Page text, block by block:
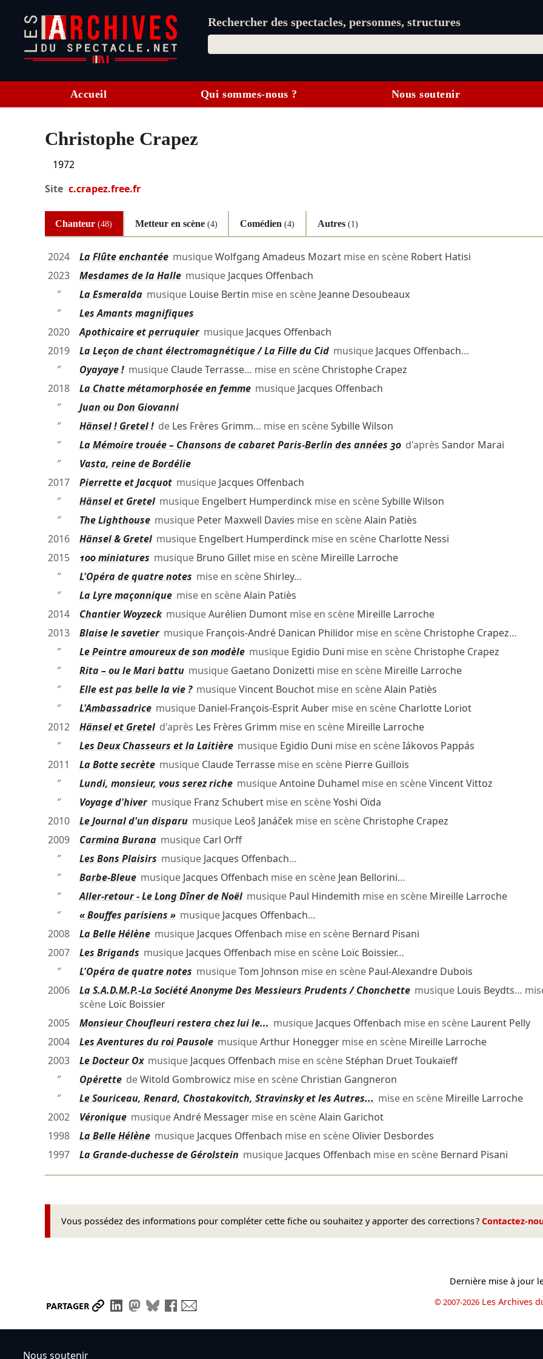
Rechercher des spectacles, personnes, structures
Accueil Qui sommes-nous ? Nous soutenir
Christophe Crapez
1972
Site c.crapez.free.fr
Chanteur(48) Metteur en scène (4) Comédien(4) Autres (1)
2024 La Flûte enchantéemusiqueWolfgang Amadeus Mozartmise en scène Robert Hatisi
2023
Mesdames de la Hallemusique Jacques Offenbach
″
La Esmeraldamusique Louise Bertin mise en scène Jeanne Desoubeaux
″
Les Amants magnifiques
2020
Apothicaire et perruquiermusique Jacques Offenbach
2019
La Leçon de chant électromagnétique / La Fille du Cidmusique Jacques Offenbach…
″
Oyayaye !musique Claude Terrasse… mise en scène Christophe Crapez
2018
La Chatte métamorphosée en femmemusique Jacques Offenbach
″
Juan ou Don Giovanni
″
Hänsel ! Gretel !de Les Frères Grimm… mise en scèneSybille Wilson
″
La Mémoire trouée – Chansons de cabaret Paris-Berlin des années 30d'après Sandor Marai
″
Vasta, reine de Bordélie
2017
Pierrette et Jacquotmusique Jacques Offenbach
″
Hänsel et Gretelmusique Engelbert Humperdinck mise en scèneSybille Wilson
″
The Lighthousemusique Peter Maxwell Davies mise en scèneAlain Patiès
2016
Hänsel & Gretelmusique Engelbert Humperdinck mise en scène Charlotte Nessi
2015
100 miniatures musique Bruno Gilletmise en scène Mireille Larroche
″
L'Opéra de quatre notes mise en scèneShirley…
″
La Lyre maçonniquemise en scèneAlain Patiès
2014
Chantier WoyzeckmusiqueAurélien Dumontmise en scène Mireille Larroche
2013
Blaise le savetiermusique François-André Danican Philidormise en scène Christophe Crapez…
″
Le Peintre amoureux de son modèlemusique Egidio Duni mise en scène Christophe Crapez
″
Rita – ou le Mari battumusique Gaetano Donizetti mise en scène Mireille Larroche
″
Elle est pas belle la vie ?musiqueVincent Bouchotmise en scèneAlain Patiès
″
L'Ambassadricemusique Daniel-François-Esprit Aubermise en scène Charlotte Loriot
2012
Hänsel et Greteld'après Les Frères Grimm mise en scène Mireille Larroche
″
Les Deux Chasseurs et la Laitièremusique Egidio Duni mise en scèneIákovos Pappás
2011
La Botte secrètemusique Claude Terrassemise en scène Pierre Guillois
″
Lundi, monsieur, vous serez richemusiqueAntoine Duhamel mise en scèneVincent Vittoz
″
Voyage d'hivermusique Franz Schubertmise en scèneYoshi Oïda
2010
Le Journal d'un disparumusique Leoš Janáček mise en scène Christophe Crapez
2009
Carmina Buranamusique Carl Orff
″
Les Bons Plaisirs musique Jacques Offenbach…
″
Barbe-Bleuemusique Jacques Offenbach mise en scène Jean Bellorini…
″
Aller-retour - Le Long Dîner de Noëlmusique Paul Hindemith mise en scène Mireille Larroche
″
« Bouffes parisiens »musique Jacques Offenbach…
2008
La Belle Hélènemusique Jacques Offenbach mise en scène Bernard Pisani
2007
Les Brigands musique Jacques Offenbach mise en scène Loïc Boissier…
″
L'Opéra de quatre notes musiqueTom Johnson mise en scène Paul-Alexandre Dubois
2006
La S.A.D.M.P.-La Société Anonyme Des Messieurs Prudents / Chonchettemusique Louis Beydts…
scène Loïc Boissier
2005
Monsieur Choufleuri restera chez lui le... musique Jacques Offenbach mise en scène Laurent Pelly
2004
Les Aventures du roi PausolemusiqueArthur Honeggermise en scène Mireille Larroche
2003
Le Docteur Oxmusique Jacques Offenbach mise en scèneStéphan Druet Toukaïeff
″
OpérettedeWitold Gombrowicz mise en scène Christian Gangneron
″
Le Souriceau, Renard, Chostakovitch, Stravinsky et les Autres... mise en scène Mireille Larroche
2002
VéroniquemusiqueAndré Messagermise en scèneAlain Garichot
1998
La Belle Hélènemusique Jacques Offenbach mise en scène Olivier Desbordes
1997
La Grande-duchesse de Gérolstein musique Jacques Offenbach mise en scène Bernard Pisani
Vous possédez des informations pour compléter cette fiche ou souhaitez y apporter des corrections ? Contactez-
PARTAGER Partager le lien
Partager sur LinkedIn
Partager sur Mastodon
Partager sur Bluesky
Partager sur Facebook
Dernière mise à jour
© 2007-2026 Les Archives
Nous soutenir